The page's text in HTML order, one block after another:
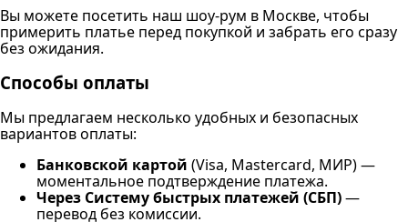
Вы можете посетить наш шоу-рум в Москве, чтобы
примерить платье перед покупкой и забрать его сразу
без ожидания.
Способы оплаты
Мы предлагаем несколько удобных и безопасных
вариантов оплаты:
Банковской картой (Visa, Mastercard, МИР) —
моментальное подтверждение платежа.
Через Систему быстрых платежей (СБП)—
перевод без комиссии.